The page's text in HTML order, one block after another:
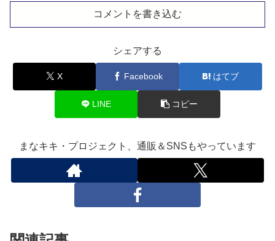
コメントを書き込む
シェアする
X Facebook はてブ
LINE コピー
まなキキ・プロジェクト、通販＆SNSもやっています